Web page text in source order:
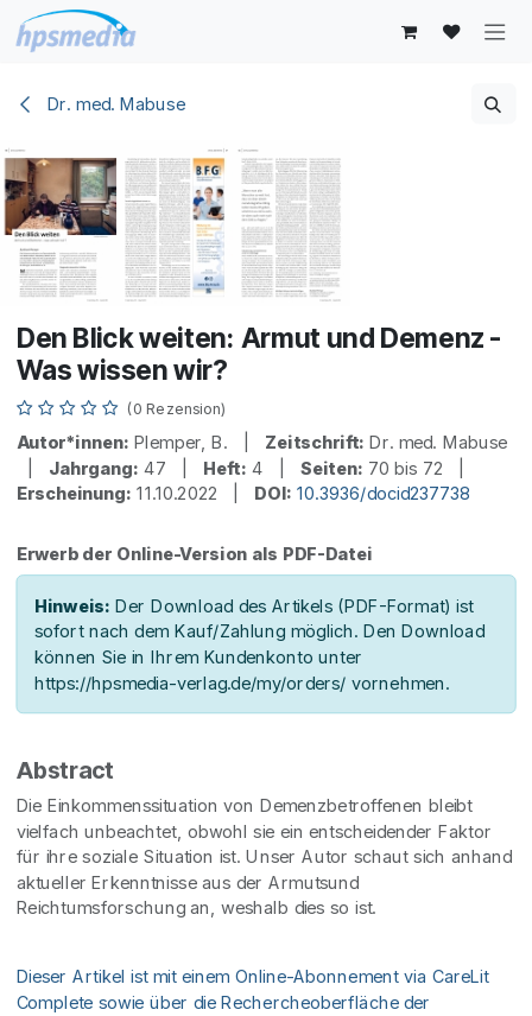
Zum Inhalt springen
Dr. med. Mabuse
Den Blick weiten: Armut und Demenz -
Was wissen wir?
(0 Rezension)
Autor*innen: Plemper, B. | Zeitschrift: Dr. med. Mabuse
Jahrgang: 47 | Heft: 4 | Seiten: 70 bis 72 |
Erscheinung: 11.10.2022 | DOI: 10.3936/docid237738
Erwerb der Online-Version als PDF-Datei
Hinweis: Der Download des Artikels (PDF-Format) ist
sofort nach dem Kauf/Zahlung möglich. Den Download
können Sie in Ihrem Kundenkonto unter
https://hpsmedia-verlag.de/my/orders/ vornehmen.
Abstract
Die Einkommenssituation von Demenzbetroffenen bleibt
vielfach unbeachtet, obwohl sie ein entscheidender Faktor
für ihre soziale Situation ist. Unser Autor schaut sich anhand
aktueller Erkenntnisse aus der Armutsund
Reichtumsforschung an, weshalb dies so ist.
Dieser Artikel ist mit einem Online-Abonnement via CareLit
Complete sowie über die Rechercheoberfläche der